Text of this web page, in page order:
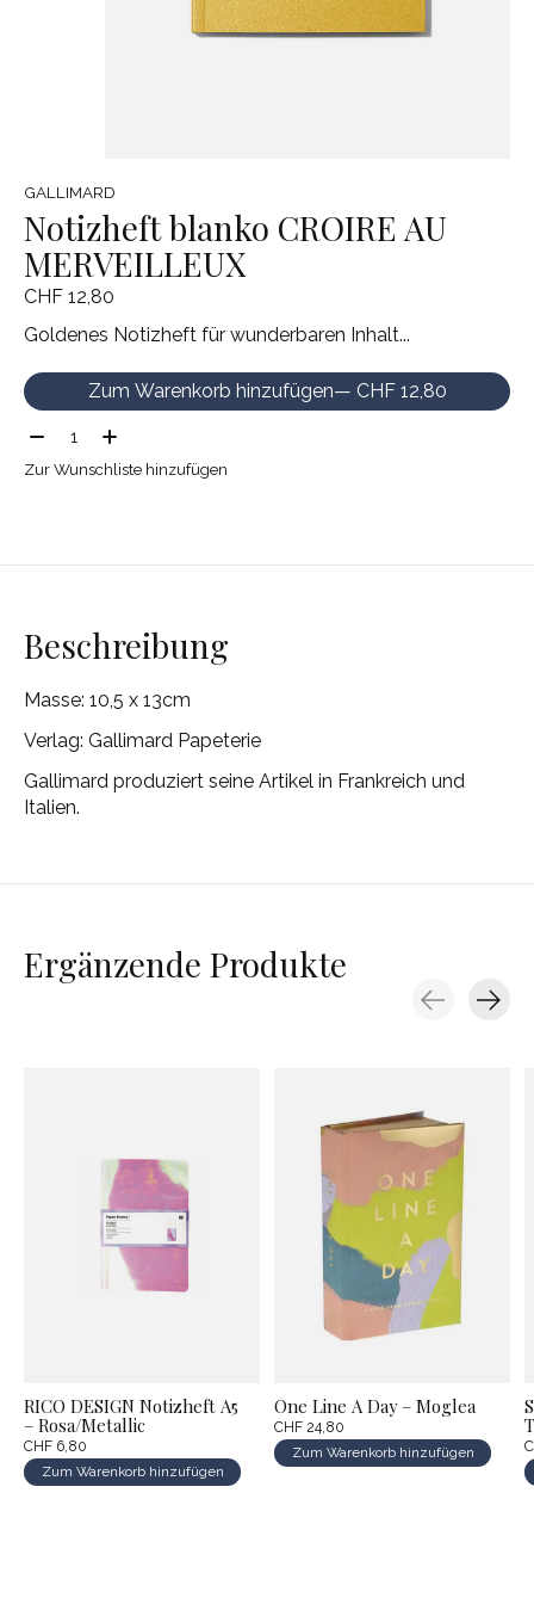
GALLIMARD
Notizheft blanko CROIRE AU
MERVEILLEUX
CHF 12,80
Goldenes Notizheft für wunderbaren Inhalt...
Zum Warenkorb hinzufügen
— CHF 12,80
Menge:
Zur Wunschliste hinzufügen
Beschreibung
Masse: 10,5 x 13cm
Verlag: Gallimard Papeterie
Gallimard produziert seine Artikel in Frankreich und
Italien.
Ergänzende Produkte
RICO DESIGN Notizheft A5
– Rosa/Metallic
CHF 6,80
Zum Warenkorb hinzufügen
One Line A Day – Moglea
CHF 24,80
Zum Warenkorb hinzufügen